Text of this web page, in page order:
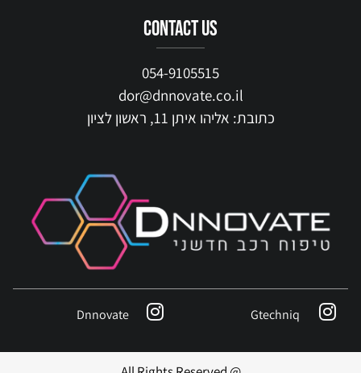
contact us
054-9105515
dor@dnnovate.co.il
כתובת: אליהו איתן 11, ראשון לציון
Gtechniq
Dnnovate